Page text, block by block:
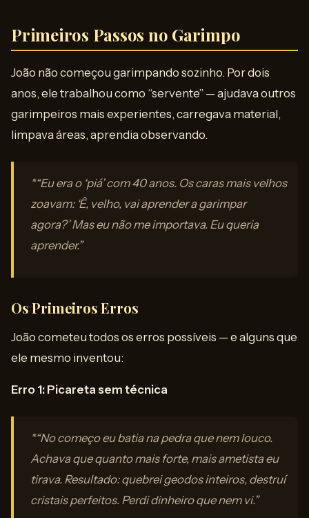
Primeiros Passos no Garimpo
João não começou garimpando sozinho. Por dois
anos, ele trabalhou como “servente” — ajudava outros
garimpeiros mais experientes, carregava material,
limpava áreas, aprendia observando.
*“Eu era o ‘piá’ com 40 anos. Os caras mais velhos
zoavam: ‘Ê, velho, vai aprender a garimpar
agora?’ Mas eu não me importava. Eu queria
aprender.”
Os Primeiros Erros
João cometeu todos os erros possíveis — e alguns que
ele mesmo inventou:
Erro 1: Picareta sem técnica
*“No começo eu batia na pedra que nem louco.
Achava que quanto mais forte, mais ametista eu
tirava. Resultado: quebrei geodos inteiros, destruí
cristais perfeitos. Perdi dinheiro que nem vi.”